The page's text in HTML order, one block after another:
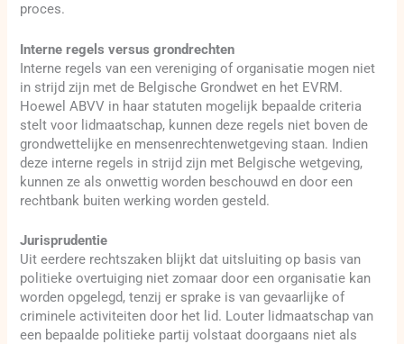
proces.
Interne regels versus grondrechten
Interne regels van een vereniging of organisatie mogen niet
in strijd zijn met de Belgische Grondwet en het EVRM.
Hoewel ABVV in haar statuten mogelijk bepaalde criteria
stelt voor lidmaatschap, kunnen deze regels niet boven de
grondwettelijke en mensenrechtenwetgeving staan. Indien
deze interne regels in strijd zijn met Belgische wetgeving,
kunnen ze als onwettig worden beschouwd en door een
rechtbank buiten werking worden gesteld.
Jurisprudentie
Uit eerdere rechtszaken blijkt dat uitsluiting op basis van
politieke overtuiging niet zomaar door een organisatie kan
worden opgelegd, tenzij er sprake is van gevaarlijke of
criminele activiteiten door het lid. Louter lidmaatschap van
een bepaalde politieke partij volstaat doorgaans niet als